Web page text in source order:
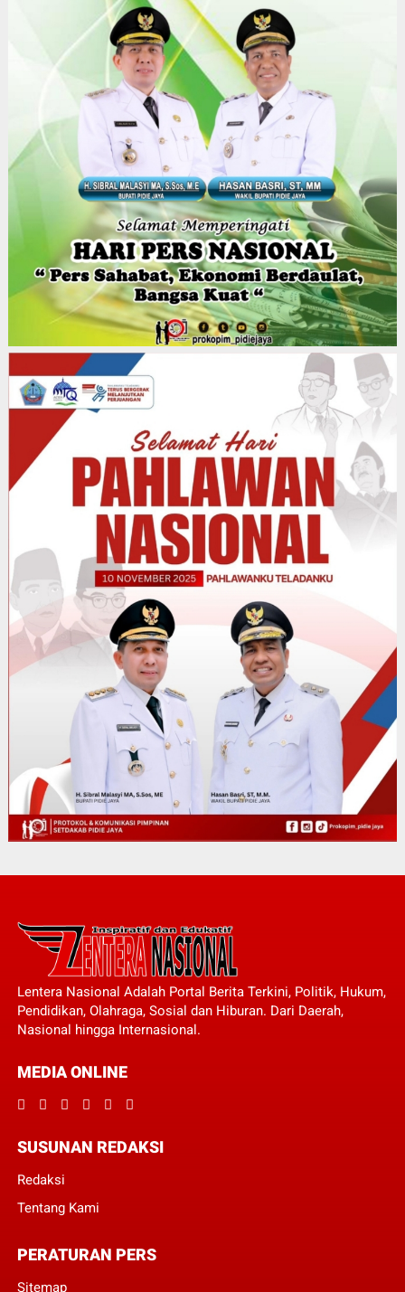
Lentera Nasional Adalah Portal Berita Terkini, Politik, Hukum,
Pendidikan, Olahraga, Sosial dan Hiburan. Dari Daerah,
Nasional hingga Internasional.
MEDIA ONLINE
SUSUNAN REDAKSI
Redaksi
Tentang Kami
PERATURAN PERS
Sitemap